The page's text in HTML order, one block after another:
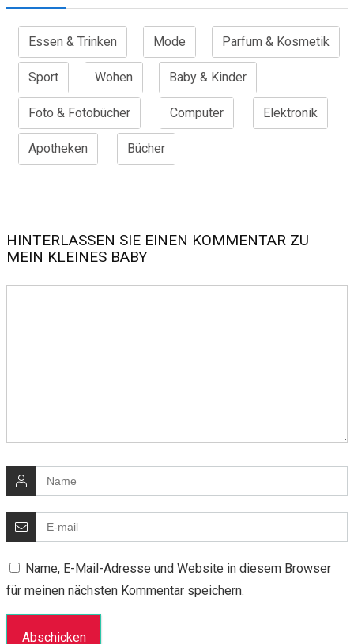
Essen & Trinken Mode Parfum & Kosmetik
Sport Wohen Baby & Kinder
Foto & Fotobücher Computer Elektronik
Apotheken Bücher
HINTERLASSEN SIE EINEN KOMMENTAR ZU
MEIN KLEINES BABY
Name, E-Mail-Adresse und Website in diesem Browser
für meinen nächsten Kommentar speichern.